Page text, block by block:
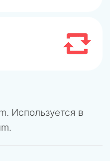
Используется в